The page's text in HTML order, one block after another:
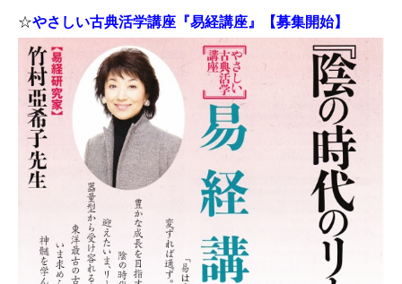
☆やさしい古典活学講座『易経講座』【募集開始】